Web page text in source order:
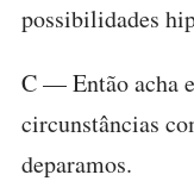
possibilidades
C — Então acha
circunstâncias
deparamos.